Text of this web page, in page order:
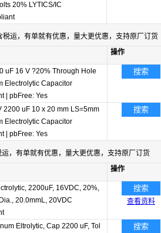
20% LYTICS/IC
运，有单就有优惠，量大更优惠，支持原厂订货
操作
uF 16 V ?20% Through Hole
Electrolytic Capacitor
pbFree: Yes
搜索
2200 uF 10 x 20 mm LS=5mm
Electrolytic Capacitor
pbFree: Yes
搜索
，有单就有优惠，量大更优惠，支持原厂订货
操作
2200uF, 16VDC, 20%,
20.0mmL, 20VDC
搜索
查看资料
Eltrolytic, Cap 2200 uF, Tol
搜索